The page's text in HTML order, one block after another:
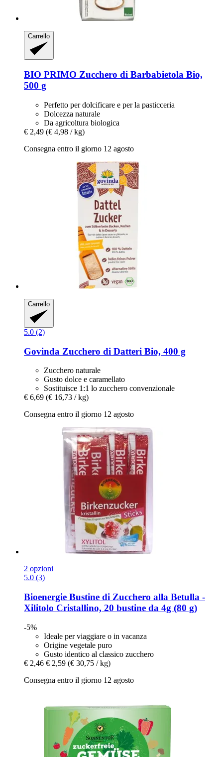
Carrello
BIO PRIMO Zucchero di Barbabietola Bio,
500 g
Perfetto per dolcificare e per la pasticceria
Dolcezza naturale
Da agricoltura biologica
€ 2,49 (€ 4,98 / kg)
Consegna entro il giorno 12 agosto
Carrello
5.0 (2)
Govinda Zucchero di Datteri Bio, 400 g
Zucchero naturale
Gusto dolce e caramellato
Sostituisce 1:1 lo zucchero convenzionale
€ 6,69 (€ 16,73 / kg)
Consegna entro il giorno 12 agosto
2 opzioni
5.0 (3)
Bioenergie Bustine di Zucchero alla Betulla -​
Xilitolo Cristallino, 20 bustine da 4g (80 g)
-5%
Ideale per viaggiare o in vacanza
Origine vegetale puro
Gusto identico al classico zucchero
€ 2,46 € 2,59 (€ 30,75 / kg)
Consegna entro il giorno 12 agosto